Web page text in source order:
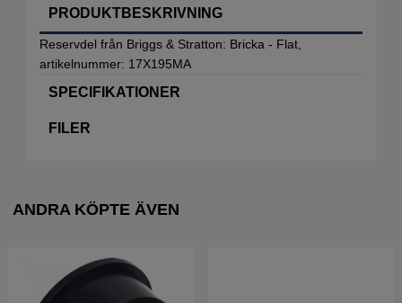
PRODUKTBESKRIVNING
Reservdel från Briggs & Stratton: Bricka - Flat,
artikelnummer: 17X195MA
SPECIFIKATIONER
FILER
ANDRA KÖPTE ÄVEN